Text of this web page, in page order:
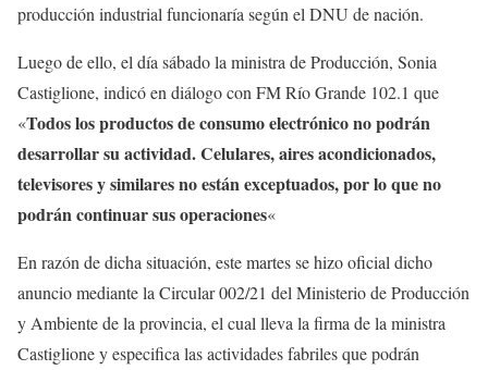
producción industrial funcionaría según el DNU de nación.
Luego de ello, el día sábado la ministra de Producción, Sonia
Castiglione, indicó en diálogo con FM Río Grande 102.1 que
«Todos los productos de consumo electrónico no podrán
desarrollar su actividad. Celulares, aires acondicionados,
televisores y similares no están exceptuados, por lo que no
podrán continuar sus operaciones«
En razón de dicha situación, este martes se hizo oficial dicho
anuncio mediante la Circular 002/21 del Ministerio de Producción
y Ambiente de la provincia, el cual lleva la firma de la ministra
Castiglione y especifica las actividades fabriles que podrán